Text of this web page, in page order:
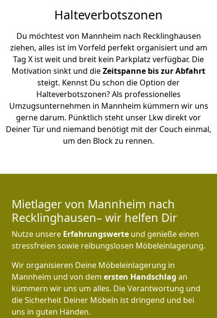
Halteverbotszonen
Du möchtest von Mannheim nach Recklinghausen
ziehen, alles ist im Vorfeld perfekt organisiert und am
Tag X ist weit und breit kein Parkplatz verfügbar. Die
Motivation sinkt und dieZeitspanne bis zur Abfahrt
steigt. Kennst Du schon die Option der
Halteverbotszonen? Als professionelles
Umzugsunternehmen in Mannheim kümmern wir uns
gerne darum. Pünktlich steht unser Lkw direkt vor
Deiner Tür und niemand benötigt mit der Couch einmal,
um den Block zu rennen.
Mietlager von Mannheim nach
Recklinghausen– wir helfen Dir
Nutze unsere Erfahrungswerte und genieße einen
stressfreien sowie reibungslosen Möbeleinlagerung.
Wir organisieren Deine Möbeleinlagerung in
Mannheim und von dem ersten Handschlag an
kümmern wir uns um alles. Die Verantwortung und
die Sicherheit Deiner Möbeln ist dringend und bei
uns in guten Händen.